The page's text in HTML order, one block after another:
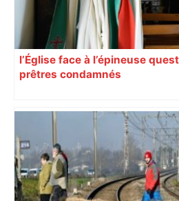
l’Église face à l’épineuse
prêtres condamnés